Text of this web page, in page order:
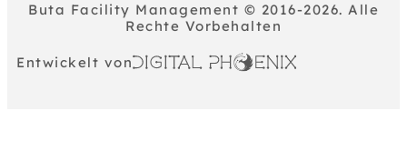
Buta Facility Management © 2016-2026. Alle
Rechte Vorbehalten
Entwickelt von